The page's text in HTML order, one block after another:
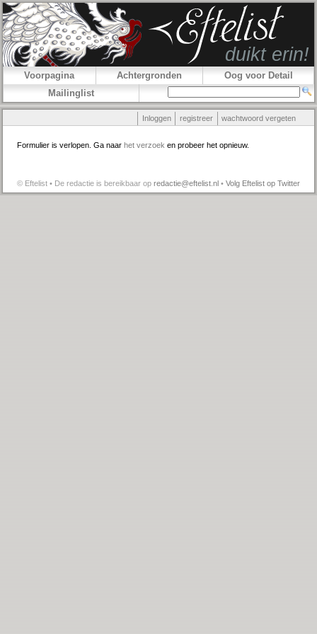
Voorpagina Achtergronden
Oog voor Detail
Mailinglist
Inloggen registreer wachtwoord vergeten
Formulier is verlopen. Ga naar het verzoek en probeer het opnieuw.
© Eftelist • De redactie is bereikbaar op redactie@eftelist.nl • Volg Eftelist op Twitter